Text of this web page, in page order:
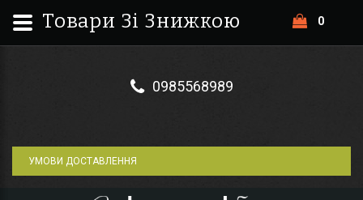
0985568989
0
УМОВИ ДОСТАВЛЕННЯ
Центральна Садиба
Товари Зі Знижкою